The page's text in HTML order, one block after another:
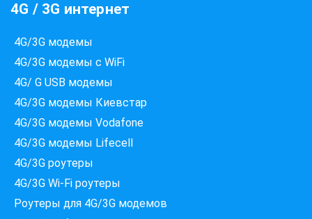
4G / 3G интернет
4G/3G модемы
4G/3G модемы с WiFi
4G/ G USB модемы
4G/3G модемы Киевстар
4G/3G модемы Vodafone
4G/3G модемы Lifecell
4G/3G роутеры
4G/3G Wi-Fi роутеры
Роутеры для 4G/3G модемов